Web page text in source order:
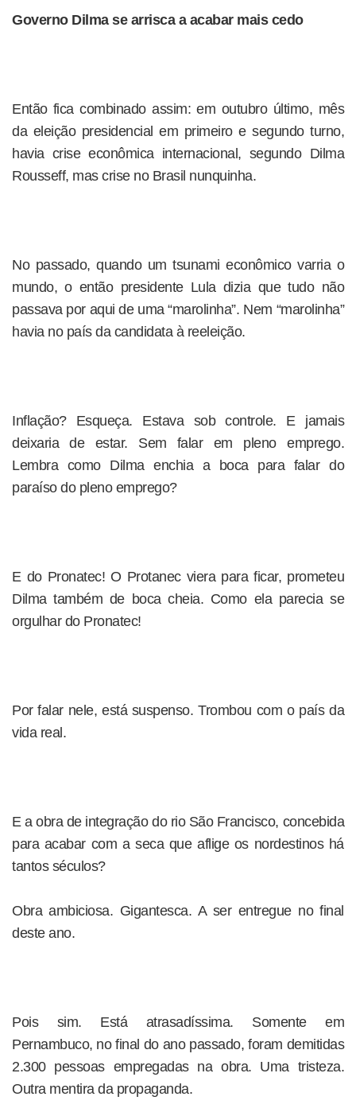
Governo Dilma se arrisca a acabar mais cedo
Então fica combinado assim: em outubro último, mês
da eleição presidencial em primeiro e segundo turno,
havia crise econômica internacional, segundo Dilma
Rousseff, mas crise no Brasil nunquinha.
No passado, quando um tsunami econômico varria o
mundo, o então presidente Lula dizia que tudo não
passava por aqui de uma “marolinha”. Nem “marolinha”
havia no país da candidata à reeleição.
Inflação? Esqueça. Estava sob controle. E jamais
deixaria de estar. Sem falar em pleno emprego.
Lembra como Dilma enchia a boca para falar do
paraíso do pleno emprego?
E do Pronatec! O Protanec viera para ficar, prometeu
Dilma também de boca cheia. Como ela parecia se
orgulhar do Pronatec!
Por falar nele, está suspenso. Trombou com o país da
vida real.
E a obra de integração do rio São Francisco, concebida
para acabar com a seca que aflige os nordestinos há
tantos séculos?
Obra ambiciosa. Gigantesca. A ser entregue no final
deste ano.
Pois sim. Está atrasadíssima. Somente em
Pernambuco, no final do ano passado, foram demitidas
2.300 pessoas empregadas na obra. Uma tristeza.
Outra mentira da propaganda.